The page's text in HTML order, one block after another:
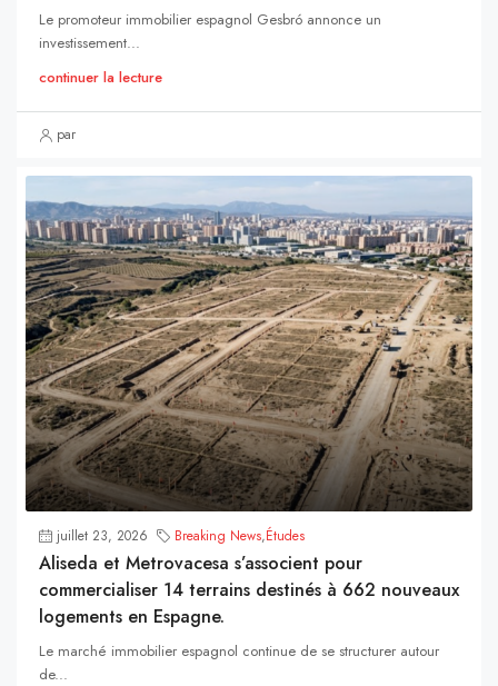
Le promoteur immobilier espagnol Gesbró annonce un
investissement...
continuer la lecture
par
juillet 23, 2026 Breaking News,Études
Aliseda et Metrovacesa s’associent pour
commercialiser 14 terrains destinés à 662 nouveaux
logements en Espagne.
Le marché immobilier espagnol continue de se structurer autour
de...